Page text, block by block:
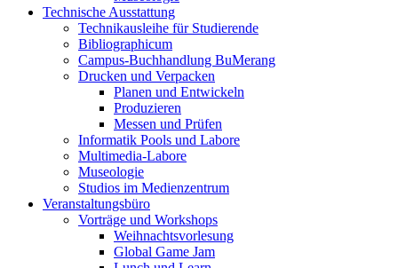
Technische Ausstattung
Technikausleihe für Studierende
Bibliographicum
Campus-Buchhandlung BuMerang
Drucken und Verpacken
Planen und Entwickeln
Produzieren
Messen und Prüfen
Informatik Pools und Labore
Multimedia-Labore
Museologie
Studios im Medienzentrum
Veranstaltungsbüro
Vorträge und Workshops
Weihnachtsvorlesung
Global Game Jam